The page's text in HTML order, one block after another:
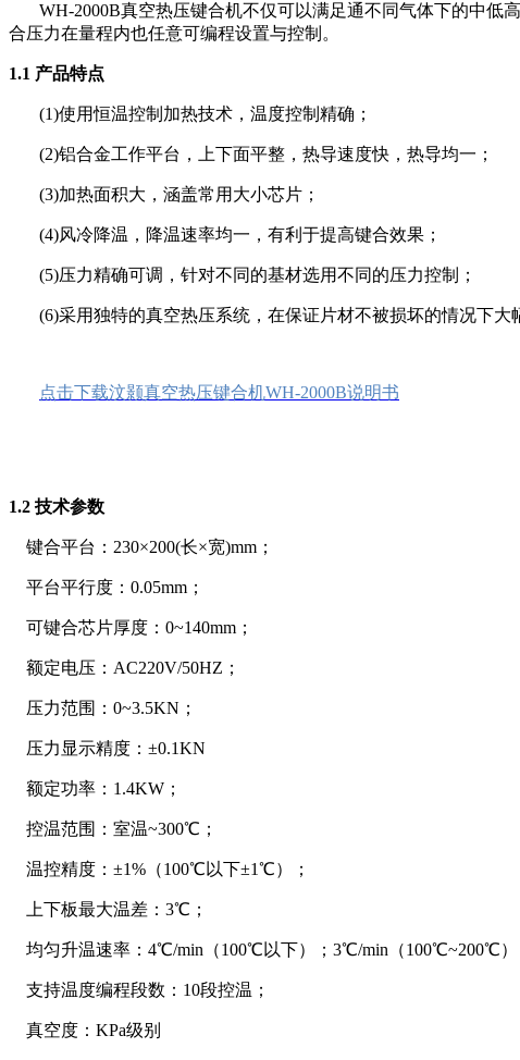
WH-2000B真空热压键合机不仅可以满足通不同气体下的中
合压力在量程内也任意可编程设置与控制。
1.1 产品特点
(1)使用恒温控制加热技术，温度控制精确；
(2)铝合金工作平台，上下面平整，热导速度快，热导均一；
(3)加热面积大，涵盖常用大小芯片；
(4)风冷降温，降温速率均一，有利于提高键合效果；
(5)压力精确可调，针对不同的基材选用不同的压力控制；
(6)采用独特的真空热压系统，在保证片材不被损坏的情况下大
点击下载汶颢真空热压键合机WH-2000B说明书
1.2 技术参数
键合平台： 230×200(长×宽)mm；
平台平行度： 0.05mm；
可键合芯片厚度： 0~140mm；
额定电压： AC220V/50HZ；
压力范围： 0~3.5KN；
压力显示精度： ±0.1KN
额定功率： 1.4KW；
控温范围：室温~300℃；
温控精度： ±1%（100℃以下±1℃）；
上下板最大温差： 3℃；
均匀升温速率： 4℃/min（100℃以下）；3℃/min（100℃~200℃
支持温度编程段数： 10段控温；
真空度： KPa级别